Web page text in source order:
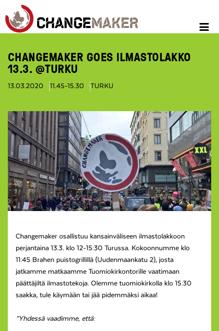
CHANGEMAKER GOES ILMASTOLAKKO
13.3. @TURKU
13.03.2020 11.45-15.30 TURKU
Changemaker osallistuu kansainväliseen ilmastolakkoon
perjantaina 13.3. klo 12-15:30 Turussa. Kokoonnumme klo
11:45 Brahen puistogrillillä (Uudenmaankatu 2), josta
jatkamme matkaamme Tuomiokirkontorille vaatimaan
päättäjiltä ilmastotekoja. Olemme tuomiokirkolla klo 15:30
saakka, tule käymään tai jää pidemmäksi aikaa!
”Yhdessä vaadimme, että: